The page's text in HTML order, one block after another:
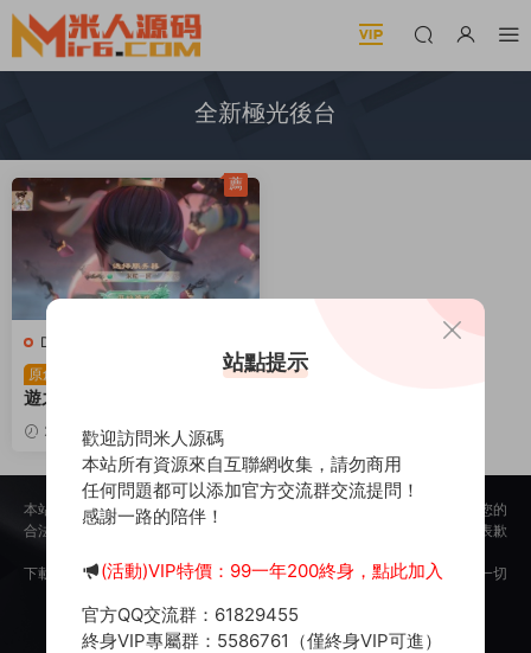
全新極光後台
D-大話西遊
原創
大話回合手遊【極光西
遊之乾坤武尊】Linux手工服
務端+安卓蘋果雙端+全新極
光後台+視頻架設教程
2024-06-17
3.01k
30
薦
本站所提供的内容均來自公開網絡收集、轉發、二次開發而來，若侵犯了您的
合法權益，請來信通知我們，我們會及時删除，給您帶來的不便，我們深表歉
下載用戶僅供學習交流，若使用商業用途，請購買正版授權，否則産生的一切
Copyright © 2012-2025 MiR6.COMAll Rights Reserved
投訴郵箱： Mail@Mir6.com 蜀ICP備2022016462号-2
站點提示
歡迎訪問米人源碼
本站所有資源來自互聯網收集，請勿商用
任何問題都可以添加官方交流群交流提問！
感謝一路的陪伴！
(活動)VIP特價：99一年200終身，點此加入
官方QQ交流群：61829455
終身VIP專屬群：5586761（僅終身VIP可進）